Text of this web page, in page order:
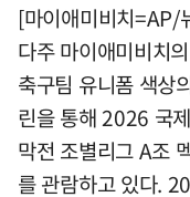
[마이애미비치=AP/
다주 마이애미비치
축구팀 유니폼 색상
린을 통해 2026 국
막전 조별리그 A조
를 관람하고 있다.